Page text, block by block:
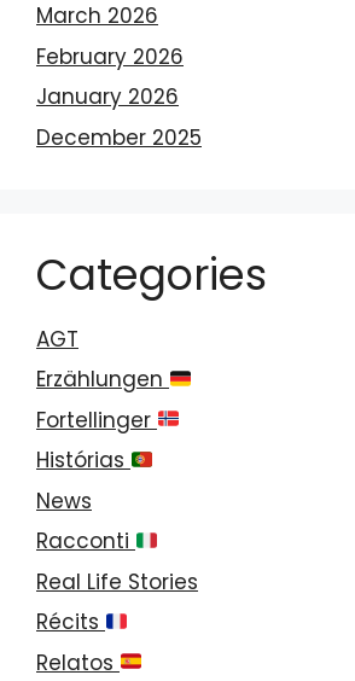
March 2026
February 2026
January 2026
December 2025
Categories
AGT
Erzählungen
Fortellinger
Histórias
News
Racconti
Real Life Stories
Récits
Relatos